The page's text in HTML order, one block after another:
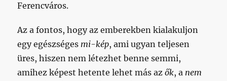
Ferencváros.
Az a fontos, hogy az emberekben kialakuljon
egy egészséges mi-kép, ami ugyan teljesen
üres, hiszen nem létezhet benne semmi,
amihez képest hetente lehet más azők, a nem